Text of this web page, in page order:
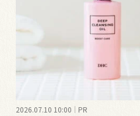
2026.07.10 10:00 PR